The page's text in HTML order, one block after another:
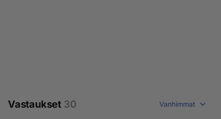
Vastaukset 30 Vanhimmat